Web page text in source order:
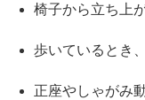
椅子から立ち上
歩いているとき
正座やしゃがみ